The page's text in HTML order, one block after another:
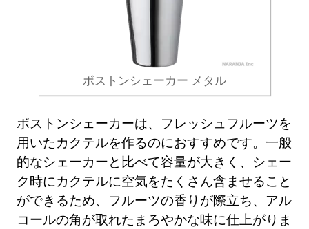
ボストンシェーカー メタル
ボストンシェーカーは、フレッシュフルーツを
用いたカクテルを作るのにおすすめです。一般
的なシェーカーと比べて容量が大きく、シェー
ク時にカクテルに空気をたくさん含ませること
ができるため、フルーツの香りが際立ち、アル
コールの角が取れたまろやかな味に仕上がりま